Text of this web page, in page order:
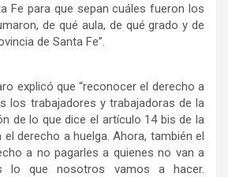
Fe para que sepan cuáles fueron los
de qué aula, de qué grado y de
de Santa Fe”.
explicó que “reconocer el derecho a
los trabajadores y trabajadoras de la
de lo que dice el artículo 14 bis de la
derecho a huelga. Ahora, también el
a no pagarles a quienes no van a
lo que nosotros vamos a hacer.